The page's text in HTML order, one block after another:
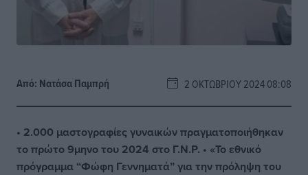
Από: Νατάσα Παμπρή 2 ΟΚΤΩΒΡΊΟΥ 2024 08:08
• 2.000 μαστογραφίες γυναικών πραγματοποιήθηκαν
το πρώτο 9μηνο του 2024 στο Γ.Ν.Ρ. • «Το εθνικό
πρόγραμμα “Φώφη Γεννηματά” για την πρόληψη του